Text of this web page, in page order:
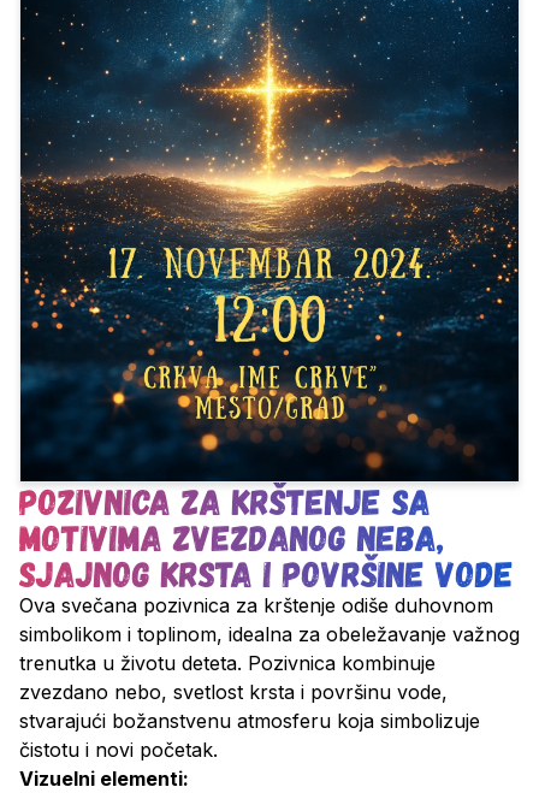
Pozivnica za krštenje sa
motivima zvezdanog neba,
sjajnog krsta i površine vode
Ova svečana pozivnica za krštenje odiše duhovnom
simbolikom i toplinom, idealna za obeležavanje važnog
trenutka u životu deteta. Pozivnica kombinuje
zvezdano nebo, svetlost krsta i površinu vode,
stvarajući božanstvenu atmosferu koja simbolizuje
čistotu i novi početak.
Vizuelni elementi: